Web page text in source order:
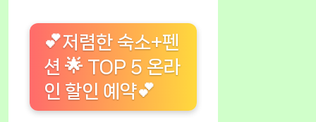
💕저렴한 숙소+펜
션 🌟 TOP 5 온라
인 할인 예약💕